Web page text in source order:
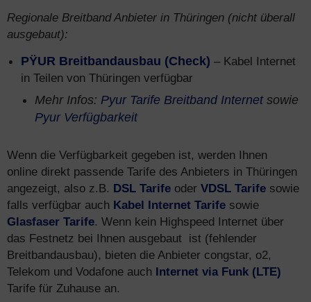
Regionale Breitband Anbieter in Thüringen (nicht überall
ausgebaut):
PŸUR Breitbandausbau (Check) – Kabel Internet
in Teilen von Thüringen verfügbar
Mehr Infos: Pyur Tarife Breitband Internetsowie
Pyur Verfügbarkeit
Wenn die Verfügbarkeit gegeben ist, werden Ihnen
online direkt passende Tarife des Anbieters in Thüringen
angezeigt, also z.B. DSL Tarife oder VDSL Tarife sowie
falls verfügbar auch Kabel Internet Tarife sowie
Glasfaser Tarife. Wenn kein Highspeed Internet über
das Festnetz bei Ihnen ausgebaut ist (fehlender
Breitbandausbau), bieten die Anbieter congstar, o2,
Telekom und Vodafone auch Internet via Funk (LTE)
Tarife für Zuhause an.